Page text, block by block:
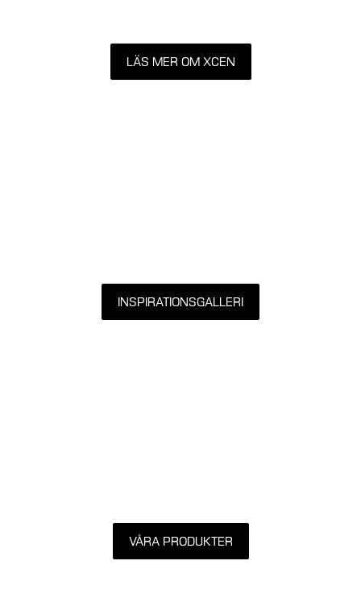
LÄS MER OM XCEN
INSPIRATIONSGALLERI
VÅRA PRODUKTER